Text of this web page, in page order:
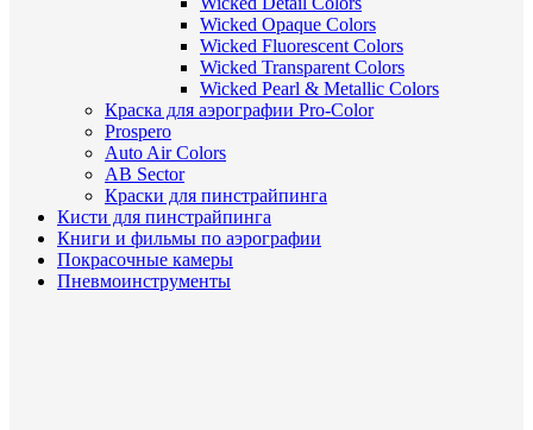
Wicked Opaque Colors
Wicked Fluorescent Colors
Wicked Transparent Colors
Wicked Pearl & Metallic Colors
Краска для аэрографии Pro-Color
Prospero
Auto Air Colors
AB Sector
Краски для пинстрайпинга
Кисти для пинстрайпинга
Книги и фильмы по аэрографии
Покрасочные камеры
Пневмоинструменты